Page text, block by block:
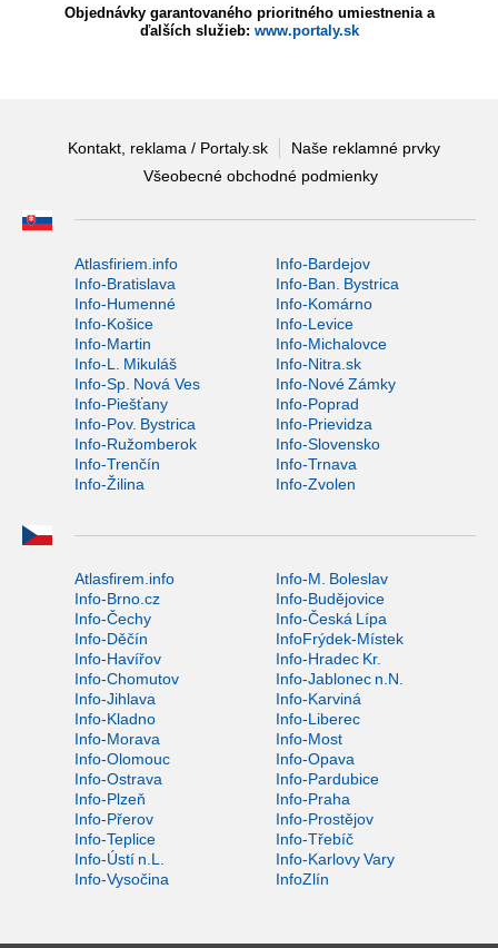
Objednávky garantovaného prioritného umiestnenia a
ďalších služieb: www.portaly.sk
Kontakt, reklama / Portaly.sk
Naše reklamné prvky
Všeobecné obchodné podmienky
Atlasfiriem.info
Info-Bardejov
Info-Bratislava
Info-Ban. Bystrica
Info-Humenné
Info-Komárno
Info-Košice
Info-Levice
Info-Martin
Info-Michalovce
Info-L. Mikuláš
Info-Nitra.sk
Info-Sp. Nová Ves
Info-Nové Zámky
Info-Piešťany
Info-Poprad
Info-Pov. Bystrica
Info-Prievidza
Info-Ružomberok
Info-Slovensko
Info-Trenčín
Info-Trnava
Info-Žilina
Info-Zvolen
Atlasfirem.info
Info-M. Boleslav
Info-Brno.cz
Info-Budějovice
Info-Čechy
Info-Česká Lípa
Info-Děčín
InfoFrýdek-Místek
Info-Havířov
Info-Hradec Kr.
Info-Chomutov
Info-Jablonec n.N.
Info-Jihlava
Info-Karviná
Info-Kladno
Info-Liberec
Info-Morava
Info-Most
Info-Olomouc
Info-Opava
Info-Ostrava
Info-Pardubice
Info-Plzeň
Info-Praha
Info-Přerov
Info-Prostějov
Info-Teplice
Info-Třebíč
Info-Ústí n.L.
Info-Karlovy Vary
Info-Vysočina
InfoZlín